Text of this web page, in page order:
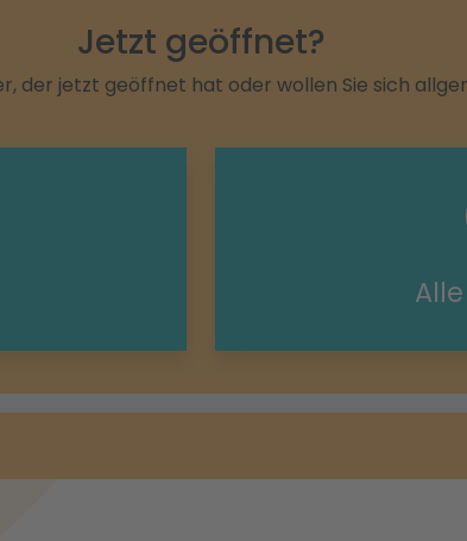
Jetzt geöffnet?
der jetzt geöffnet hat oder wollen Sie sich